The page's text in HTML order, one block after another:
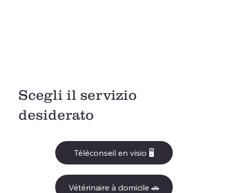
Scegli il servizio
desiderato
Téléconseil en visio 🖥️​
Vétérinaire à domicile 🚗​